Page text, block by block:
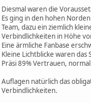
Diesmal waren die
Es ging in den hohen
Team, dazu ein ziemlich
Verbindlichkeiten in Höhe
Eine ärmliche Fanbase
Kleine Lichtblicke waren
Präsi 89% Vertrauen,
Auflagen natürlich das
Verbindlichkeiten.